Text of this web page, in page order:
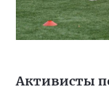
Активисты